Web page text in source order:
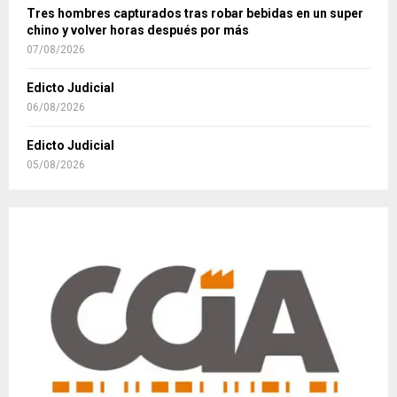
Tres hombres capturados tras robar bebidas en un super
chino y volver horas después por más
07/08/2026
Edicto Judicial
06/08/2026
Edicto Judicial
05/08/2026